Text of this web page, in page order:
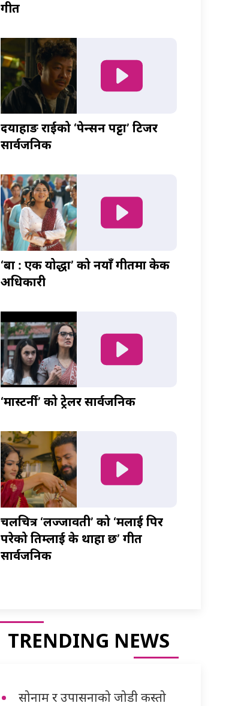
गीत
दयाहाङ राईको ‘पेन्सन पट्टा’ टिजर
सार्वजनिक
‘बा : एक योद्धा’ को नयाँ गीतमा केकी
अधिकारी
‘मास्टर्नी’ को ट्रेलर सार्वजनिक
चलचित्र ‘लज्जावती’ को ‘मलाई पिर
परेको तिम्लाई के थाहा छ’ गीत
सार्वजनिक
TRENDING NEWS
सोनाम र उपासनाको जोडी कस्तो